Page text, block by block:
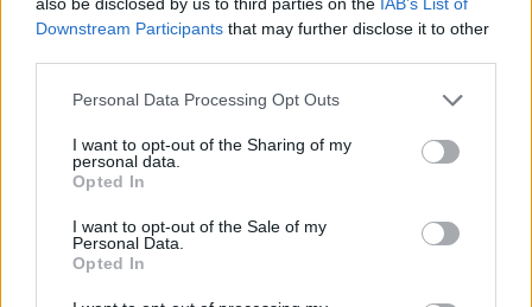
Downstream Participants that may further disclose it to other
Personal Data Processing Opt Outs
I want to opt-out of the Sharing of my
personal data.
Opted In
I want to opt-out of the Sale of my
Personal Data.
Opted In
fi demis după alegeri,
prin schimbarea legii
“Acest tiran, Rafila,
șeful Securității Arad,
a urcat în camion, i-a